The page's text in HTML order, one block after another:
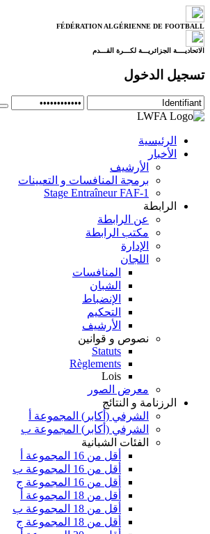
FÉDÉRATION ALGÉRIENNE DE FOOTBALL
الاتحاديــــة الجزائريـــة لكـــرة القـــدم
تسجيل الدخول
الرئيسية
الأخبار
الأرشيف
برمجة المنافسات و التعيينات
Stage Entraîneur FAF-1
الرابطة
عن الرابطة
مكتب الرابطة
الإدارة
اللجان
المنافسات
الشبان
الإنضباط
التحكيم
الأرشيف
نصوص و قوانين
Statuts
Règlements
Lois
معرض الصور
الرزنامة و النتائج
الشرفي (أكابر) المجموعة أ
الشرفي (أكابر) المجموعة ب
الفئات الشبانية
أقل من 16 المجموعة أ
أقل من 16 المجموعة ب
أقل من 16 المجموعة ج
أقل من 18 المجموعة أ
أقل من 18 المجموعة ب
أقل من 18 المجموعة ج